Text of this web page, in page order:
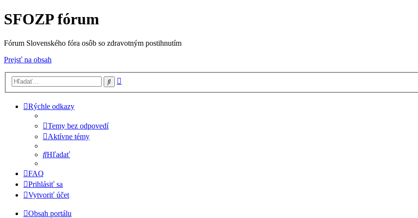
SFOZP fórum
Fórum Slovenského fóra osôb so zdravotným postihnutím
Prejsť na obsah
Hľadať
Rýchle odkazy
Temy bez odpovedí
Aktívne témy
Hľadať
FAQ
Prihlásiť sa
Vytvoriť účet
Obsah portálu